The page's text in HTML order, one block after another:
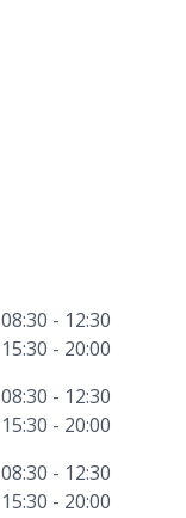
08:30 - 12:30
15:30 - 20:00
08:30 - 12:30
15:30 - 20:00
08:30 - 12:30
15:30 - 20:00